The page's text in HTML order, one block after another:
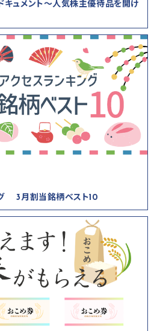
キュメント～人気株主優待品を開け
3月割当銘柄ベスト10